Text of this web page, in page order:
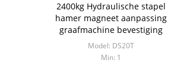
2400kg Hydraulische stapel
hamer magneet aanpassing
graafmachine bevestiging
Model: DS20T
Min: 1